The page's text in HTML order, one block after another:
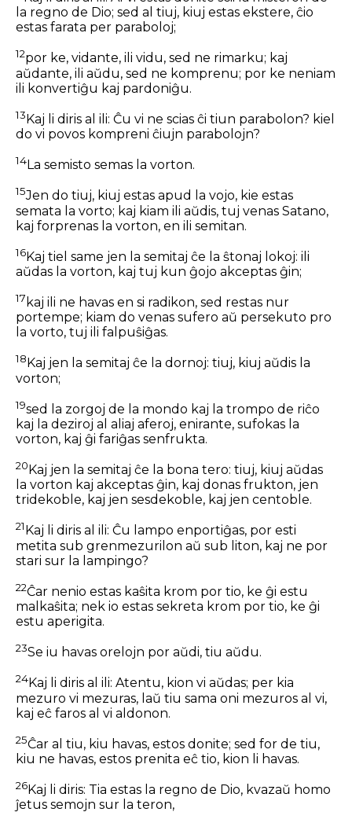
la regno de Dio; sed al tiuj, kiuj estas ekstere, ĉio
estas farata per paraboloj;
12por ke, vidante, ili vidu, sed ne rimarku; kaj
aŭdante, ili aŭdu, sed ne komprenu; por ke neniam
ili konvertiĝu kaj pardoniĝu.
13Kaj li diris al ili: Ĉu vi ne scias ĉi tiun parabolon? kiel
do vi povos kompreni ĉiujn parabolojn?
14La semisto semas la vorton.
15Jen do tiuj, kiuj estas apud la vojo, kie estas
semata la vorto; kaj kiam ili aŭdis, tuj venas Satano,
kaj forprenas la vorton, en ili semitan.
16Kaj tiel same jen la semitaj ĉe la ŝtonaj lokoj: ili
aŭdas la vorton, kaj tuj kun ĝojo akceptas ĝin;
17 kaj ili ne havas en si radikon, sed restas nur
portempe; kiam do venas sufero aŭ persekuto pro
la vorto, tuj ili falpuŝiĝas.
18 Kaj jen la semitaj ĉe la dornoj: tiuj, kiuj aŭdis la
vorton;
19sed la zorgoj de la mondo kaj la trompo de riĉo
kaj la deziroj al aliaj aferoj, enirante, sufokas la
vorton, kaj ĝi fariĝas senfrukta.
20 Kaj jen la semitaj ĉe la bona tero: tiuj, kiuj aŭdas
la vorton kaj akceptas ĝin, kaj donas frukton, jen
tridekoble, kaj jen sesdekoble, kaj jen centoble.
21 Kaj li diris al ili: Ĉu lampo enportiĝas, por esti
metita sub grenmezurilon aŭ sub liton, kaj ne por
stari sur la lampingo?
22Ĉar nenio estas kaŝita krom por tio, ke ĝi estu
malkaŝita; nek io estas sekreta krom por tio, ke ĝi
estu aperigita.
23Se iu havas orelojn por aŭdi, tiu aŭdu.
24Kaj li diris al ili: Atentu, kion vi aŭdas; per kia
mezuro vi mezuras, laŭ tiu sama oni mezuros al vi,
kaj eĉ faros al vi aldonon.
25Ĉar al tiu, kiu havas, estos donite; sed for de tiu,
kiu ne havas, estos prenita eĉ tio, kion li havas.
26Kaj li diris: Tia estas la regno de Dio, kvazaŭ homo
ĵetus semojn sur la teron,